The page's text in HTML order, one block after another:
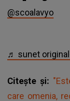
@scoalavyo
♬ sunet
Citește și:
care omenia,